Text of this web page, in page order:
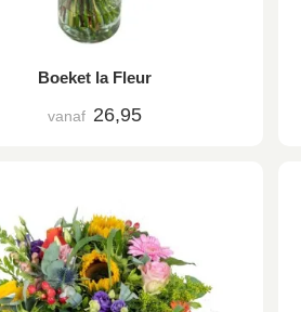
Boeket la Fleur
vanaf 26,95